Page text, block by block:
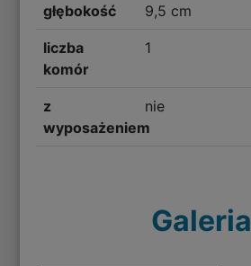
głębokość 9,5 cm
liczba
komór
1
z
wyposażeniem
nie
Galeria